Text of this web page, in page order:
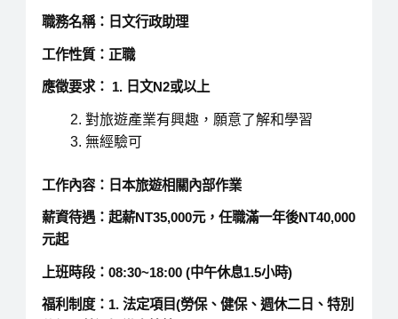
職務名稱：日文行政助理
工作性質：正職
應徵要求： 1. 日文N2或以上
對旅遊產業有興趣，願意了解和學習
無經驗可
工作內容：日本旅遊相關內部作業
薪資待遇： 起薪NT35,000元，任職滿一年後NT40,000
元起
上班時段：08:30~18:00 (中午休息1.5小時)
福利制度：1. 法定項目(勞保、健保、週休二日、特別